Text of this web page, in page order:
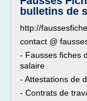
bulletins de
http://
contact @
- Fausses fiches
salaire
- Attestations de
- Contrats de